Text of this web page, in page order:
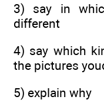
3) say in
different
4) say which
the pictures
5) explain why